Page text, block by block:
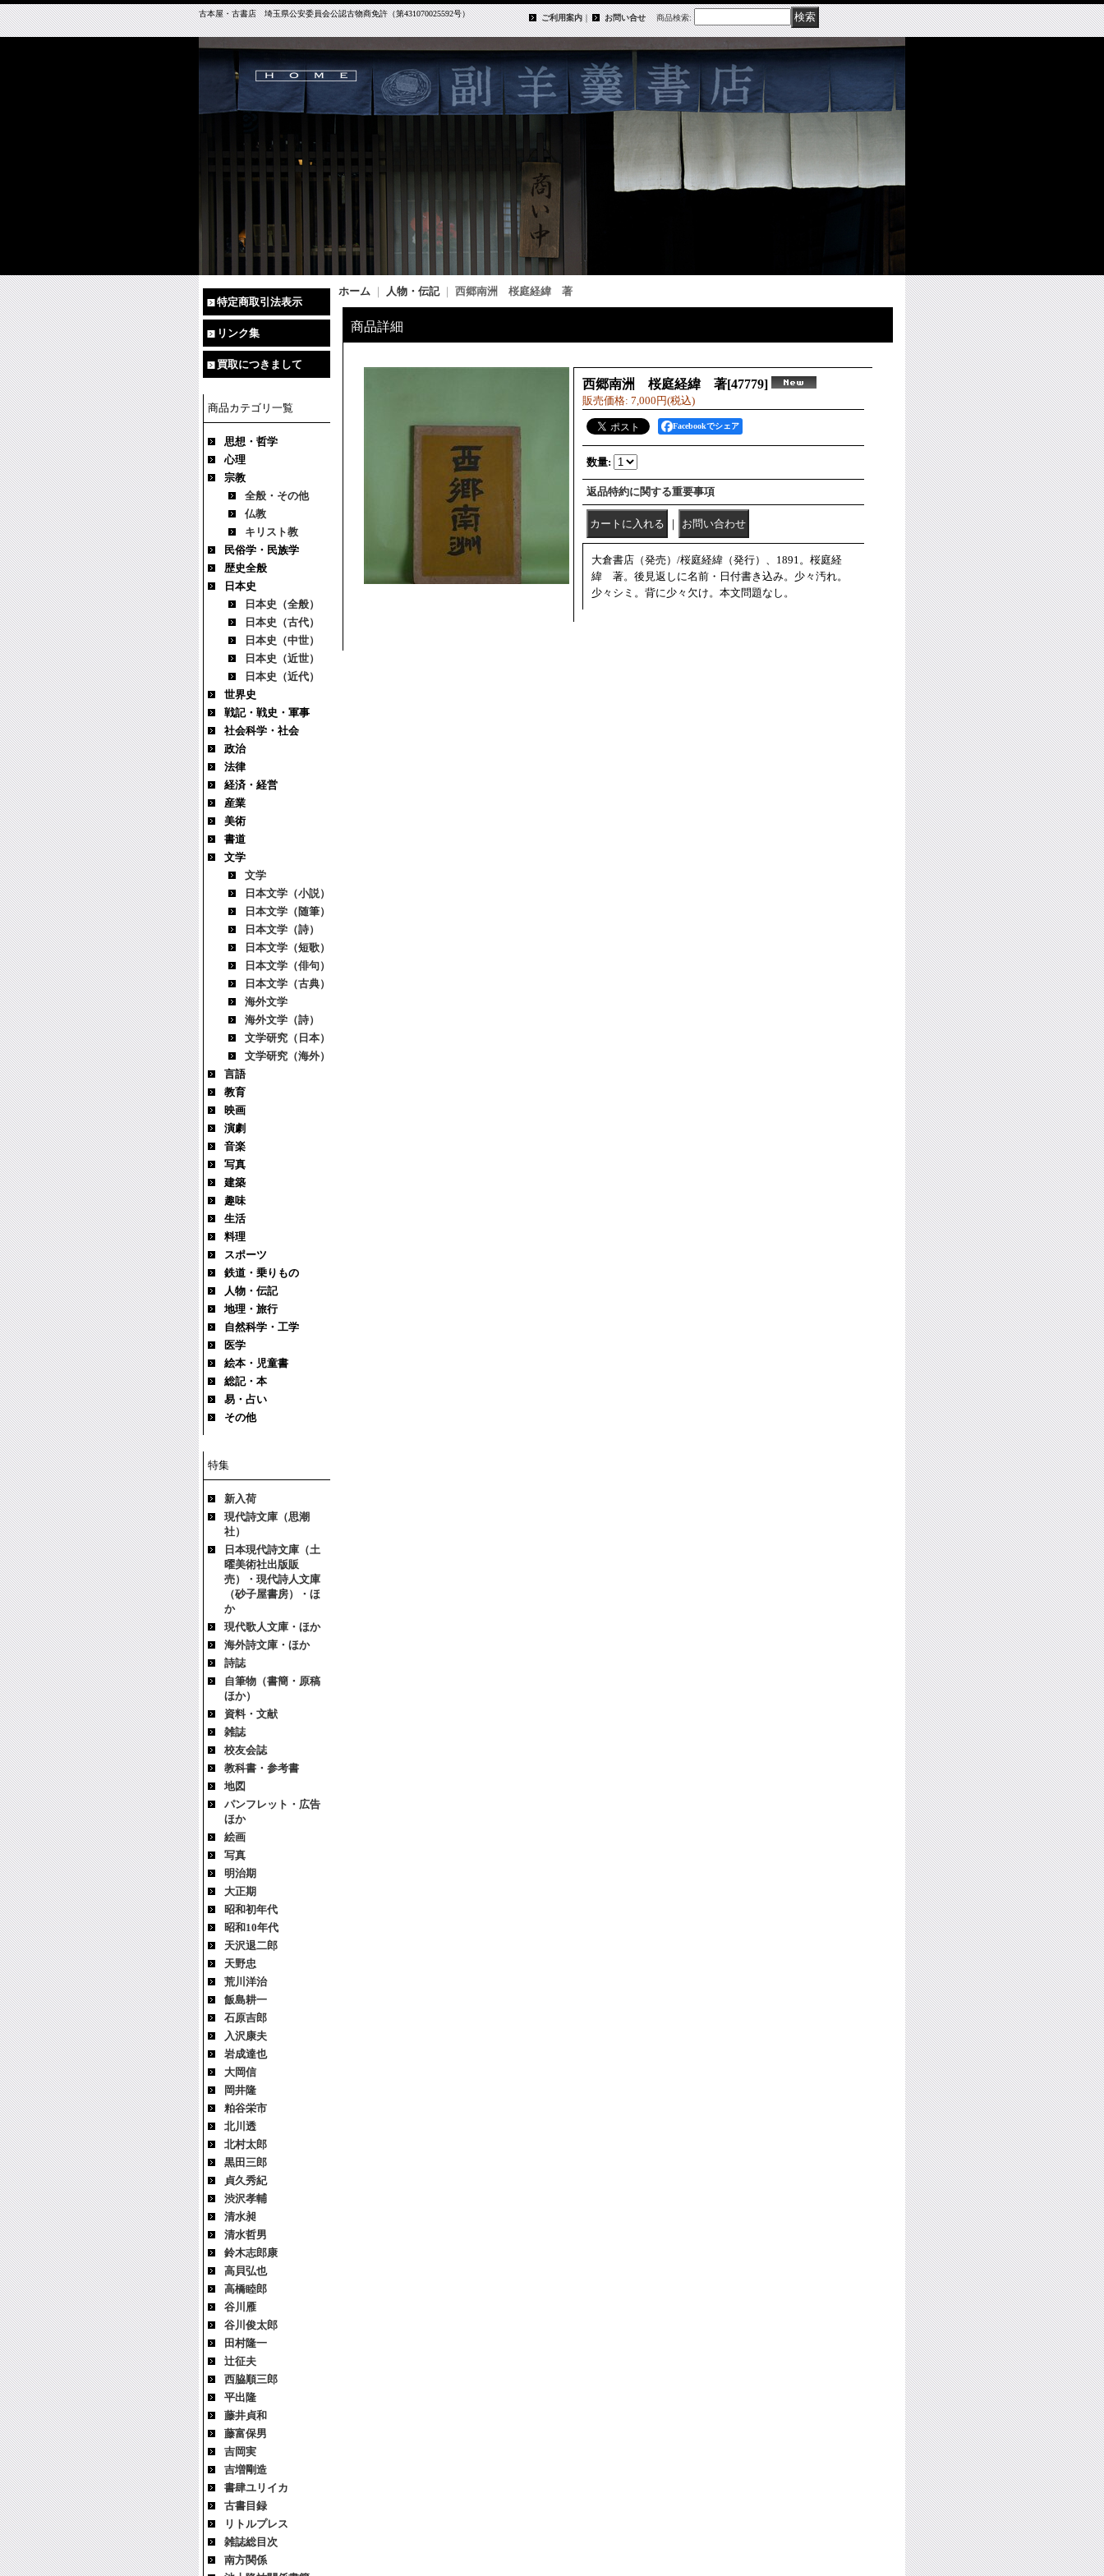
古本屋・古書店 埼玉県公安委員会公認古物商免許（第431070025592号） ご利用案内｜ お問い合せ 商品検索:
特定商取引法表示
リンク集
買取につきまして
商品カテゴリ一覧
思想・哲学
心理
宗教
全般・その他
仏教
キリスト教
民俗学・民族学
歴史全般
日本史
日本史（全般）
日本史（古代）
日本史（中世）
日本史（近世）
日本史（近代）
世界史
戦記・戦史・軍事
社会科学・社会
政治
法律
経済・経営
産業
美術
書道
文学
文学
日本文学（小説）
日本文学（随筆）
日本文学（詩）
日本文学（短歌）
日本文学（俳句）
日本文学（古典）
海外文学
海外文学（詩）
文学研究（日本）
文学研究（海外）
言語
教育
映画
演劇
音楽
写真
建築
趣味
生活
料理
スポーツ
鉄道・乗りもの
人物・伝記
地理・旅行
自然科学・工学
医学
絵本・児童書
総記・本
易・占い
その他
特集
新入荷
現代詩文庫（思潮
社）
日本現代詩文庫（土
曜美術社出版販
売）・現代詩人文庫
（砂子屋書房）・ほ
か
現代歌人文庫・ほか
海外詩文庫・ほか
詩誌
自筆物（書簡・原稿
ほか）
資料・文献
雑誌
校友会誌
教科書・参考書
地図
パンフレット・広告
ほか
絵画
写真
明治期
大正期
昭和初年代
昭和10年代
天沢退二郎
天野忠
荒川洋治
飯島耕一
石原吉郎
入沢康夫
岩成達也
大岡信
岡井隆
粕谷栄市
北川透
北村太郎
黒田三郎
貞久秀紀
渋沢孝輔
清水昶
清水哲男
鈴木志郎康
高貝弘也
高橋睦郎
谷川雁
谷川俊太郎
田村隆一
辻征夫
西脇順三郎
平出隆
藤井貞和
藤富保男
吉岡実
吉増剛造
書肆ユリイカ
古書目録
リトルプレス
雑誌総目次
南方関係
ホーム 人物・伝記｜ 西郷南洲 桜庭経緯 著
商品詳細
西郷南洲 桜庭経緯 著[47779]
販売価格: 7,000円(税込)
Facebookでシェア
数量:
返品特約に関する重要事項
｜
大倉書店（発売）/桜庭経緯（発行）、1891。桜庭経
緯 著。後見返しに名前・日付書き込み。少々汚れ。
少々シミ。背に少々欠け。本文問題なし。